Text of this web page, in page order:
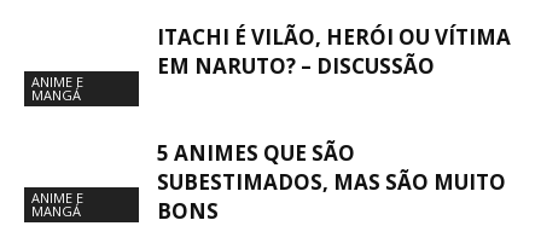
ANIME E
MANGÁ
ITACHI É VILÃO, HERÓI OU VÍTIMA
EM NARUTO? – DISCUSSÃO
ANIME E
MANGÁ
5 ANIMES QUE SÃO
SUBESTIMADOS, MAS SÃO MUITO
BONS